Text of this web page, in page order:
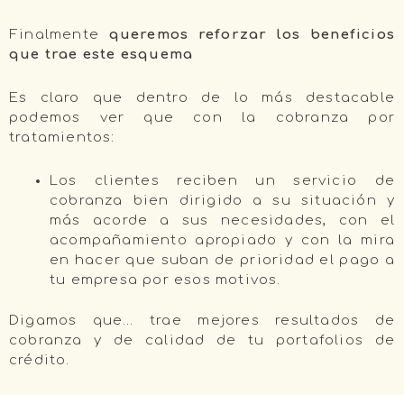
Finalmente queremos reforzar los beneficios
que trae este esquema
Es claro que dentro de lo más destacable
podemos ver que con la cobranza por
tratamientos:
Los clientes reciben un servicio de
cobranza bien dirigido a su situación y
más acorde a sus necesidades, con el
acompañamiento apropiado y con la mira
en hacer que suban de prioridad el pago a
tu empresa por esos motivos.
Digamos que… trae mejores resultados de
cobranza y de calidad de tu portafolios de
crédito.